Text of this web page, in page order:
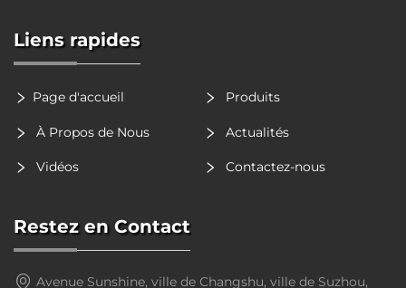
Liens rapides
Page d'accueil Produits
À Propos de Nous Actualités
Vidéos Contactez-nous
Restez en Contact
Avenue Sunshine, ville de Changshu, ville de Suzhou,